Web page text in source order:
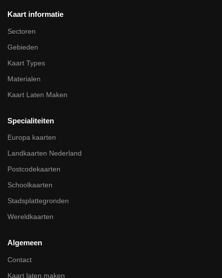
Kaart informatie
Sectoren
Gebieden
Kaart Types
Materialen
Kaart Laten Maken
Specialiteiten
Europa kaarten
Landkaarten Nederland
Postcodekaarten
Schoolkaarten
Stadsplattegronden
Wereldkaarten
Algemeen
Contact
Kaart laten maken